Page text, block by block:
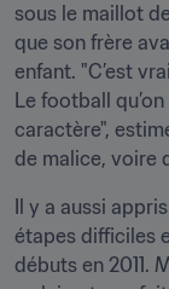
sous le maillot
que son frère
enfant. "C’est
Le football
caractère",
de malice, voire
Il y a aussi
étapes difficiles
débuts en 2011.